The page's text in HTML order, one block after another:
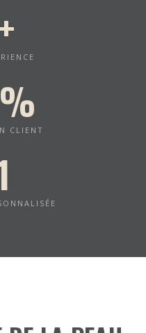
CLIENT